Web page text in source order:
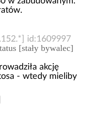
id:1609997
[stały bywalec]
akcję
- wtedy mieliby